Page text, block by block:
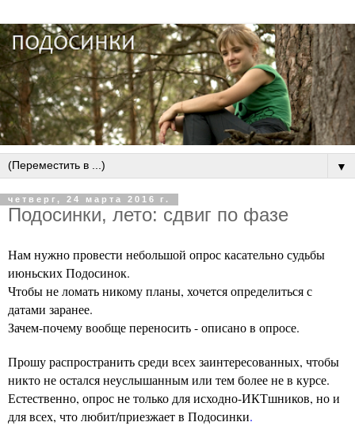
▼
четверг, 24 марта 2016 г.
Подосинки, лето: сдвиг по фазе
Нам нужно провести небольшой опрос касательно судьбы
июньских Подосинок.
Чтобы не ломать никому планы, хочется определиться с
датами заранее.
Зачем-почему вообще переносить - описано в опросе.
Прошу распространить среди всех заинтересованных, чтобы
никто не остался неуслышанным или тем более не в курсе.
Естественно, опрос не только для исходно-ИКТшников, но и
для всех, что любит/приезжает в Подосинки.